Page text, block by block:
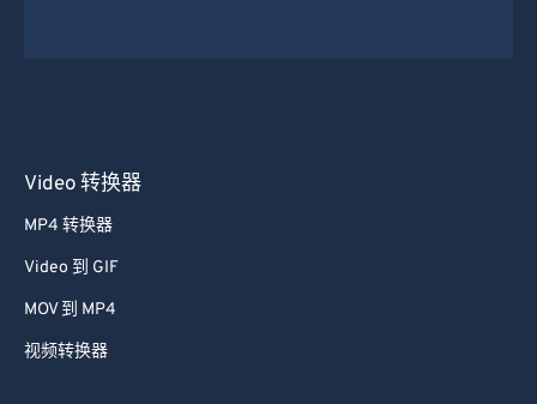
Video 转换器
MP4 转换器
Video 到 GIF
MOV 到 MP4
视频转换器